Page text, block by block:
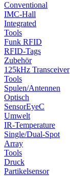
Conventional
IMC-Hall
Integrated
Tools
Funk RFID
RFID-Tags
Zubehör
125kHz Transceiver
Tools
Spulen/Antennen
Optisch
SensorEyeC
Umwelt
IR-Temperature
Single/Dual-Spot
Array
Tools
Druck
Partikelsensor